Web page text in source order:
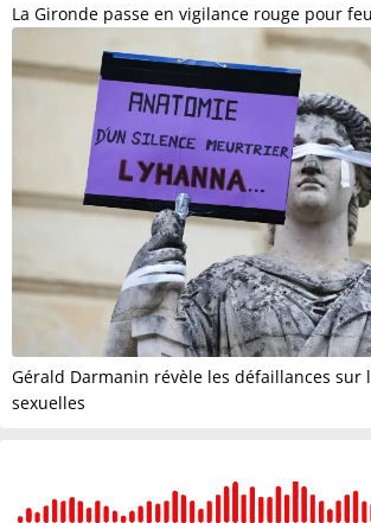
La Gironde passe en vigilance rouge pour
Gérald Darmanin révèle les défaillances sur
sexuelles